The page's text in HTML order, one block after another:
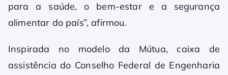
para a saúde, o bem-estar e a segurança
alimentar do país”, afirmou.
Inspirada no modelo da Mútua, caixa de
assistência do Conselho Federal de Engenharia